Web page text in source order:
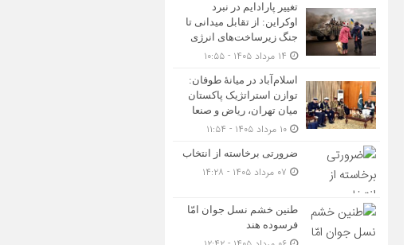
تغییر پارادایم در نبرد
اوکراین: از تقابل میدانی تا
جنگ زیرساخت‌های انرژی
اسلام‌آباد در میانۀ طوفان:
توازن استراتژیک پاکستان
میان تهران، ریاض و صنعا
ضرورتی برخاسته از انتخاب
طنین خشم نسل جوان امّا
فرسوده هند